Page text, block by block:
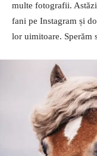
multe fotografii.
fani pe Instagram și
lor uimitoare. Sperăm